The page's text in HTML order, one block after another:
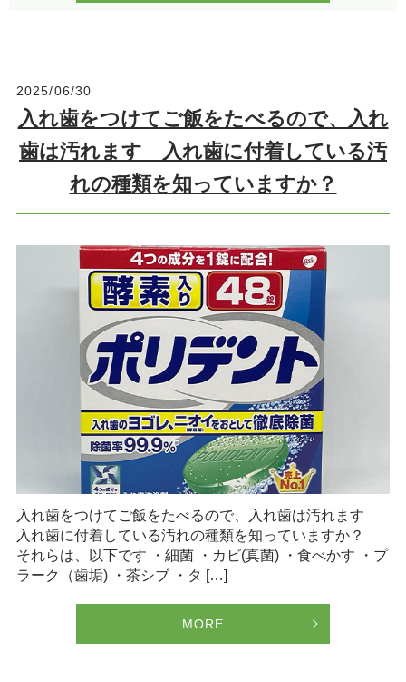
2025/06/30
入れ歯をつけてご飯をたべるので、入れ
歯は汚れます 入れ歯に付着している汚
れの種類を知っていますか？
入れ歯をつけてご飯をたべるので、入れ歯は汚れます
入れ歯に付着している汚れの種類を知っていますか？
それらは、以下です ・細菌 ・カビ(真菌) ・食べかす ・プ
ラーク（歯垢) ・茶シブ ・タ […]
MORE